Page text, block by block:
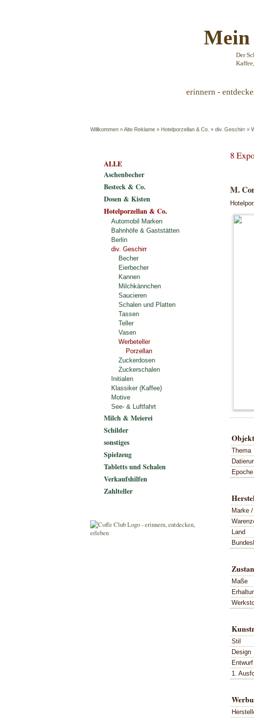
Mein
Der
erinnern -
Willkommen »Alte Reklame » Hotelporzellan & Co. » div. Geschirr »
8
M.
Thema
Epoche
Marke
Land
Maße
Stil
Design
Entwurf
1.
ALLE
Aschenbecher
Besteck & Co.
Dosen & Kisten
Hotelporzellan & Co.
Automobil Marken
Bahnhöfe & Gaststätten
Berlin
div. Geschirr
Becher
Eierbecher
Kannen
Milchkännchen
Saucieren
Schalen und Platten
Tassen
Teller
Vasen
Werbeteller
Porzellan
Zuckerdosen
Zuckerschalen
Initialen
Klassiker (Kaffee)
Motive
See- & Luftfahrt
Milch & Meierei
Schilder
sonstiges
Spielzeug
Tabletts und Schalen
Verkaufshilfen
Zahlteller